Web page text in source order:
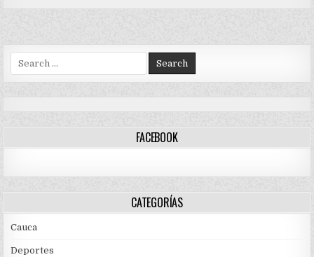
Search
for:
FACEBOOK
CATEGORÍAS
Cauca
Deportes